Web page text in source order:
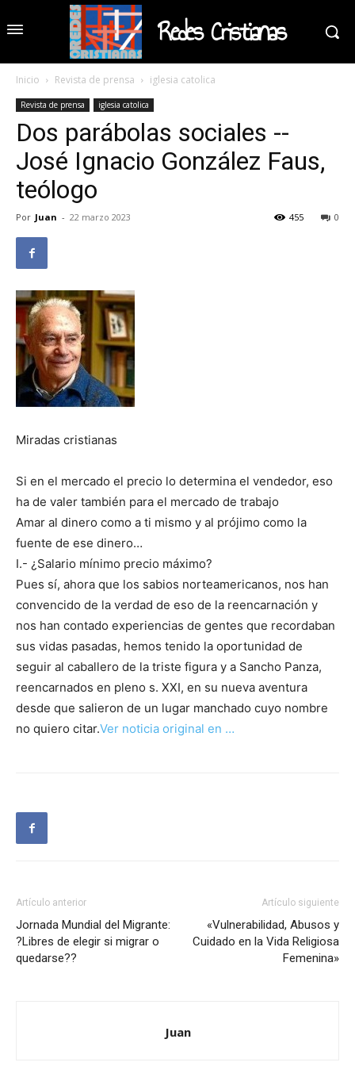
Redes Cristianas
Inicio Revista de prensa iglesia catolica
Revista de prensa iglesia catolica
Dos parábolas sociales --
José Ignacio González Faus,
teólogo
Por Juan - 22 marzo 2023 0
455
Miradas cristianas
Si en el mercado el precio lo determina el vendedor, eso
ha de valer también para el mercado de trabajo
Amar al dinero como a ti mismo y al prójimo como la
fuente de ese dinero…
I.- ¿Salario mínimo precio máximo?
Pues sí, ahora que los sabios norteamericanos, nos han
convencido de la verdad de eso de la reencarnación y
nos han contado experiencias de gentes que recordaban
sus vidas pasadas, hemos tenido la oportunidad de
seguir al caballero de la triste figura y a Sancho Panza,
reencarnados en pleno s. XXI, en su nueva aventura
desde que salieron de un lugar manchado cuyo nombre
no quiero citar.Ver noticia original en …
Artículo anterior
Jornada Mundial del Migrante:
?Libres de elegir si migrar o
quedarse??
Artículo siguiente
«Vulnerabilidad, Abusos y
Cuidado en la Vida Religiosa
Femenina»
Juan